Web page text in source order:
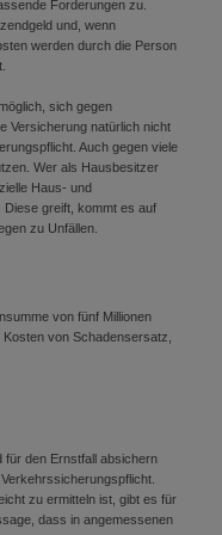
Forderungen zu.
und, wenn
werden durch die Person
sich gegen
Versicherung natürlich nicht
Auch gegen viele
Wer als Hausbesitzer
Haus- und
greift, kommt es auf
zu Unfällen.
von fünf Millionen
von Schadensersatz,
für den Ernstfall absichern
zu ermitteln ist, gibt es für
dass in angemessenen